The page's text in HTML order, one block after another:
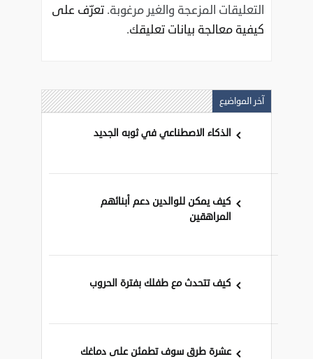
التعليقات المزعجة والغير مرغوبة. تعرّف على
كيفية معالجة بيانات تعليقك.
آخر المواضيع
الذكاء الاصطناعي في ثوبه الجديد
كيف يمكن للوالدين دعم أبنائهم
المراهقين
كيف تتحدث مع طفلك بفترة الحروب
عشرة طرق سوف تطمئن على دماغك